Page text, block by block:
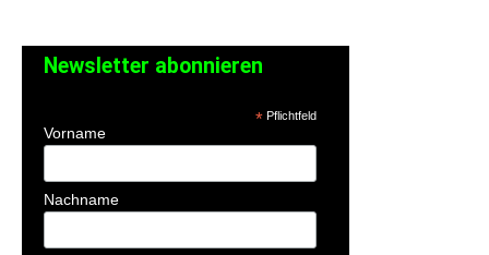
Newsletter abonnieren
*Pflichtfeld
Vorname
Nachname